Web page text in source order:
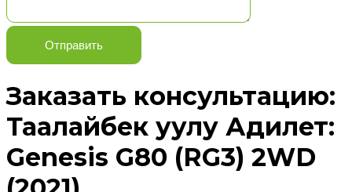
Отправить
Заказать консультацию:
Таалайбек уулу Адилет:
Genesis G80 (RG3) 2WD